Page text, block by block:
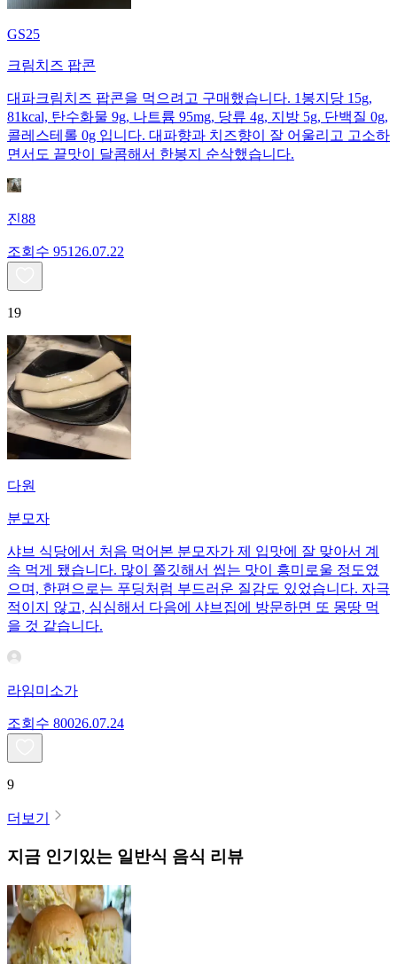
GS25
크림치즈 팝콘
대파크림치즈 팝콘을 먹으려고 구매했습니다. 1봉지당 15g,
81kcal, 탄수화물 9g, 나트륨 95mg, 당류 4g, 지방 5g, 단백질 0g,
콜레스테롤 0g 입니다. 대파향과 치즈향이 잘 어울리고 고소하
면서도 끝맛이 달콤해서 한봉지 순삭했습니다.
진88
조회수 951 26.07.22
19
다원
분모자
샤브 식당에서 처음 먹어본 분모자가 제 입맛에 잘 맞아서 계
속 먹게 됐습니다. 많이 쫄깃해서 씹는 맛이 흥미로울 정도였
으며, 한편으로는 푸딩처럼 부드러운 질감도 있었습니다. 자극
적이지 않고, 심심해서 다음에 샤브집에 방문하면 또 몽땅 먹
을 것 같습니다.
라임미소가
조회수 80026.07.24
9
더보기
지금 인기있는 일반식 음식 리뷰